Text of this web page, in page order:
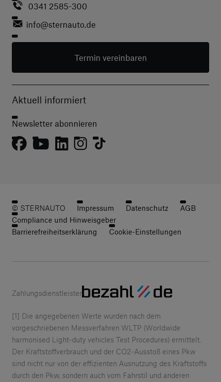
0341 2585-300
info@sternauto.de
Termin vereinbaren
Aktuell informiert
Newsletter abonnieren
© STERNAUTO Impressum Datenschutz
AGB
Compliance und Hinweisgeber
Barrierefreiheitserklärung
Cookie-Einstellungen
Zahlungsdienstleister
[1] Die angegebenen Werte wurden nach dem
vorgeschriebenen Messverfahren WLTP (Worldwide
harmonised Light-duty vehicles Test Procedures) ermittelt.
Der Kraftstoffverbrauch und der CO2-Ausstoß eines Pkw
sind nicht nur von der effizienten Ausnutzung des Kraftstoffs
durch den Pkw, sondern auch vom Fahrstil und anderen